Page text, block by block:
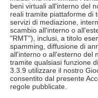
beni virtuali all'interno del
reali tramite piattaforme di
servizi di mediazione,
scambio all'interno o
"RMT"), inclusi, a titolo
spamming, diffusione di
all'interno o all'esterno del
tramite qualsiasi funzione
3.3.9 utilizzare il nostro
consentito dal presente
regole pubblicate.